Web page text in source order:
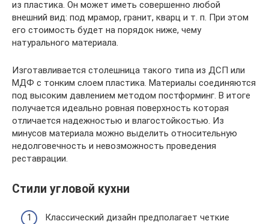
из пластика. Он может иметь совершенно любой
внешний вид: под мрамор, гранит, кварц и т. п. При этом
его стоимость будет на порядок ниже, чему
натурального материала.
Изготавливается столешница такого типа из ДСП или
МДФ с тонким слоем пластика. Материалы соединяются
под высоким давлением методом постформинг. В итоге
получается идеально ровная поверхность которая
отличается надежностью и влагостойкостью. Из
минусов материала можно выделить относительную
недолговечность и невозможность проведения
реставрации.
Стили угловой кухни
Классический дизайн предполагает четкие